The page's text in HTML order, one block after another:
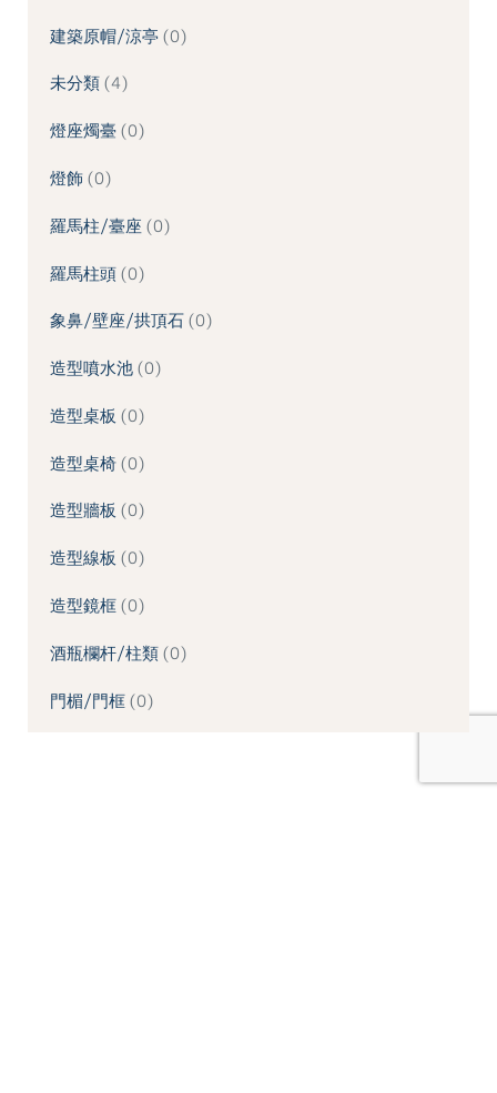
建築原帽/涼亭 0
未分類 4
燈座燭臺 0
燈飾 0
羅馬柱/臺座 0
羅馬柱頭 0
象鼻/壁座/拱頂石 0
造型噴水池 0
造型桌板 0
造型桌椅 0
造型牆板 0
造型線板 0
造型鏡框 0
酒瓶欄杆/柱類 0
門楣/門框 0